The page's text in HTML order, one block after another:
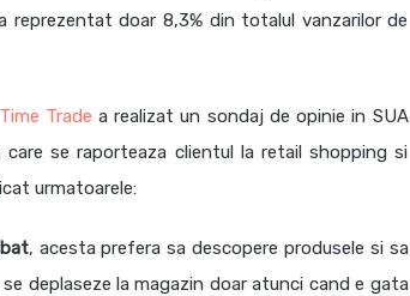
reprezentat doar 8,3% din totalul vanzarilor de
Time Trade a realizat un sondaj de opinie in SUA
se raporteaza clientul la retail shopping si
urmatoarele:
, acesta prefera sa descopere produsele si sa
deplaseze la magazin doar atunci cand e gata